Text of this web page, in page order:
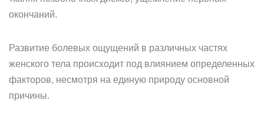
окончаний.
Развитие болевых ощущений в различных частях
женского тела происходит под влиянием определенных
факторов, несмотря на единую природу основной
причины.